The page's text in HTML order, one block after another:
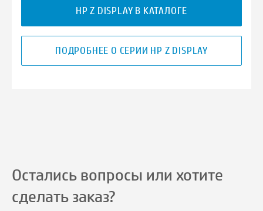
HP Z DISPLAY В КАТАЛОГЕ
ПОДРОБНЕЕ О СЕРИИ HP Z DISPLAY
Остались вопросы или хотите
сделать заказ?